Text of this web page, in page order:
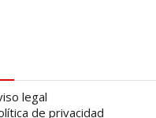
legal
de privacidad